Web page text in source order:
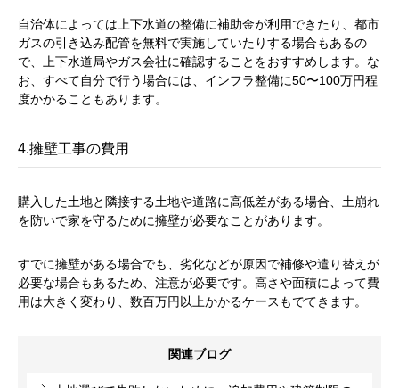
自治体によっては上下水道の整備に補助金が利用できたり、都市
ガスの引き込み配管を無料で実施していたりする場合もあるの
で、上下水道局やガス会社に確認することをおすすめします。な
お、すべて自分で行う場合には、インフラ整備に50〜100万円程
度かかることもあります。
4.擁壁工事の費用
購入した土地と隣接する土地や道路に高低差がある場合、土崩れ
を防いで家を守るために擁壁が必要なことがあります。
すでに擁壁がある場合でも、劣化などが原因で補修や遣り替えが
必要な場合もあるため、注意が必要です。高さや面積によって費
用は大きく変わり、数百万円以上かかるケースもでてきます。
関連ブログ